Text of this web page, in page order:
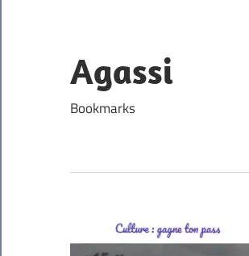
content
Agassi
Bookmarks